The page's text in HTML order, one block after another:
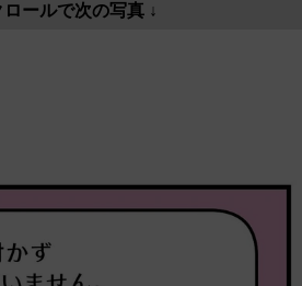
ロールで次の写真 ↓